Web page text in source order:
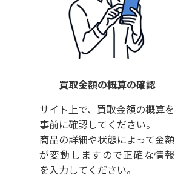
買取金額の概算の確認
サイト上で、買取金額の概算を
事前に確認してください。
商品の詳細や状態によって金額
が変動しますので正確な情報
を入力してください。